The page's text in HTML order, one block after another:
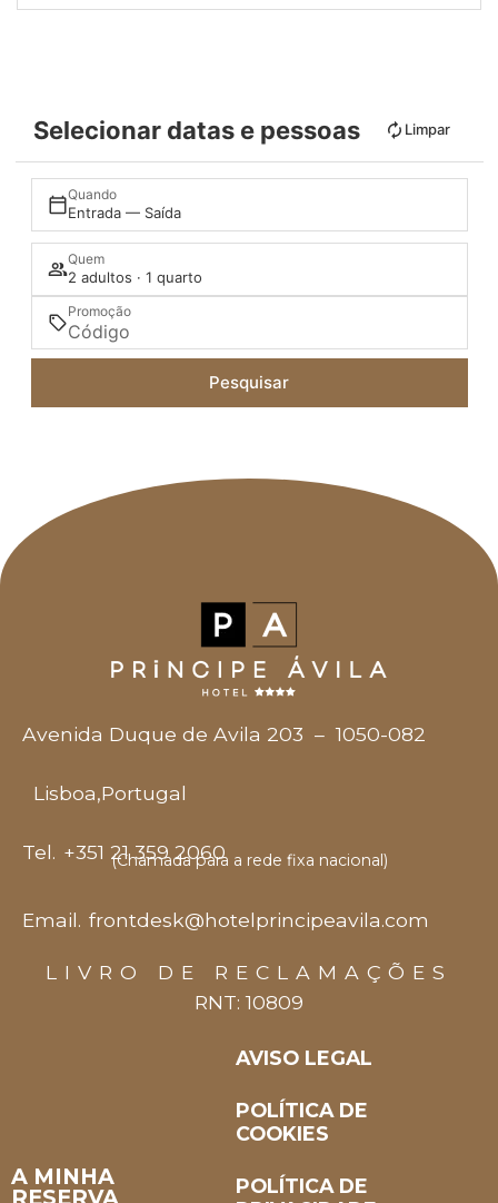
Selecionar datas e pessoas Limpar
Quando
Entrada — Saída
Quem
2 adultos · 1 quarto
Promoção
Pesquisar
Avenida Duque de Avila 203 – 1050-082
Lisboa,Portugal
Tel. +351 21 359 2060
(Chamada para a rede fixa nacional)
Email. frontdesk@hotelprincipeavila.com
LIVRO DE RECLAMAÇÕES
RNT: 10809
A MINHA
RESERVA
AVISO LEGAL
POLÍTICA DE
COOKIES
POLÍTICA DE